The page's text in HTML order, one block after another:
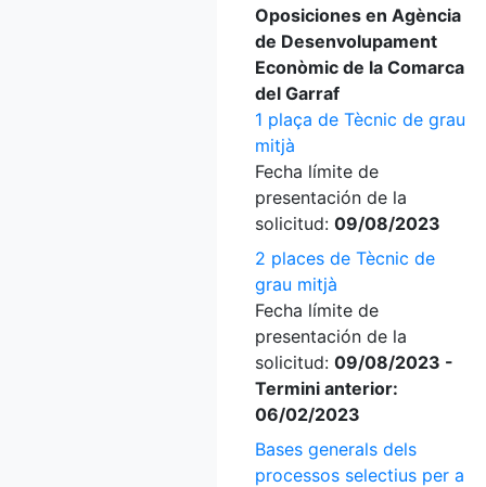
Oposiciones en Agència
de Desenvolupament
Econòmic de la Comarca
del Garraf
1 plaça de Tècnic de grau
mitjà
Fecha límite de
presentación de la
solicitud: 09/08/2023
2 places de Tècnic de
grau mitjà
Fecha límite de
presentación de la
solicitud: 09/08/2023 -
Termini anterior:
06/02/2023
Bases generals dels
processos selectius per a